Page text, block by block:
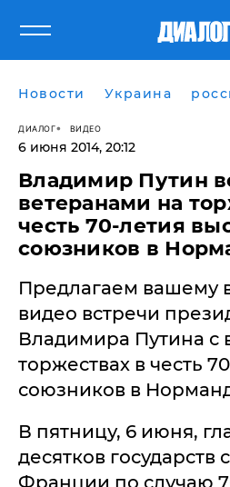
Новости Украина
ДИАЛОГ ВИДЕО
6 июня 2014, 20:12
Владимир Путин
ветеранами на
честь 70-летия
союзников в
Предлагаем вашему
видео встречи
Владимира Путина с
торжествах в честь
союзников в
В пятницу, 6 июня,
десятков государств
Франции по случаю